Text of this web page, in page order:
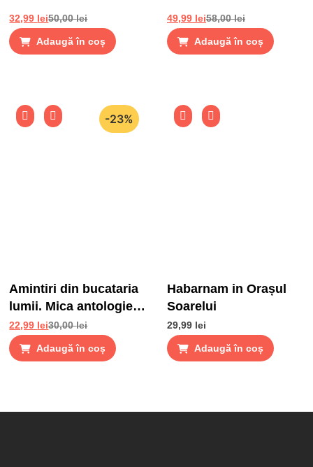
50,00lei
32,99 lei
Adaugă în coș
58,00lei
49,99 lei
Adaugă în coș
-23%
Amintiri din bucataria
lumii. Mica antologie
de gusturi, stari si
gustari
30,00lei
22,99 lei
Adaugă în coș
Habarnam in Orașul
Soarelui
29,99 lei
Adaugă în coș